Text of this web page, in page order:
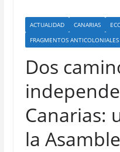
ACTUALIDAD CANARIAS
FRAGMENTOS ANTICOLONIALES
Dos
Canarias:
la